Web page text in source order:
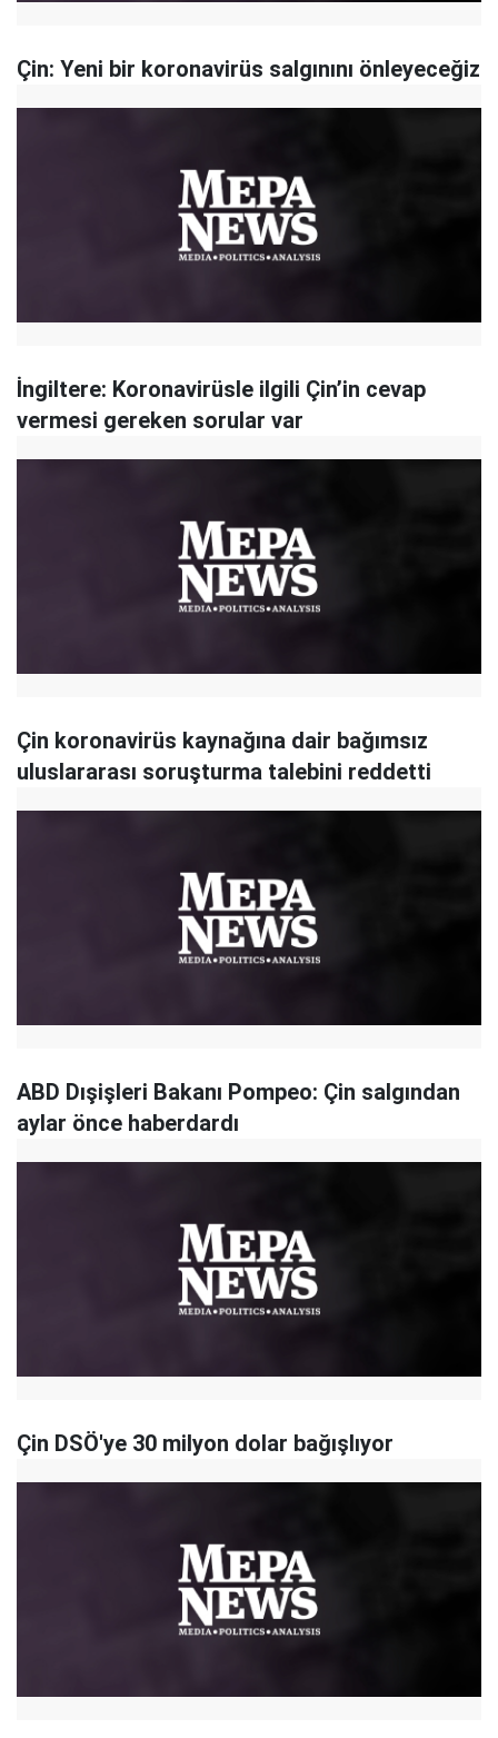
Çin: Yeni bir koronavirüs salgınını önleyeceğiz
​İngiltere: Koronavirüsle ilgili Çin’in cevap
vermesi gereken sorular var
Çin koronavirüs kaynağına dair bağımsız
uluslararası soruşturma talebini reddetti
ABD Dışişleri Bakanı Pompeo: Çin salgından
aylar önce haberdardı
Çin DSÖ'ye 30 milyon dolar bağışlıyor